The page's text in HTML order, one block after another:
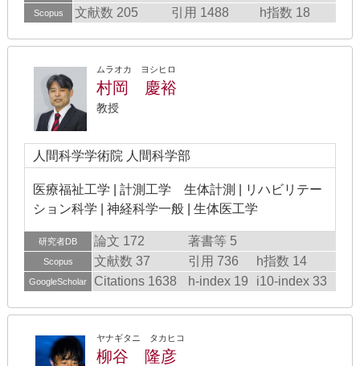
Scopus 文献数 205 引用 1488 h指数 18
ムラオカ ヨシヒロ
村岡 慶裕
教授
人間科学学術院 人間科学部
医療福祉工学 | 計測工学 生体計測 | リハビリテー
ション科学 | 神経科学一般 | 生体医工学
研究者DB 論文 172 著書等 5
Scopus 文献数 37 引用 736 h指数 14
GoogleScholar Citations 1638 h-index 19 i10-index 33
ヤナギタニ タカヒコ
柳谷 隆彦